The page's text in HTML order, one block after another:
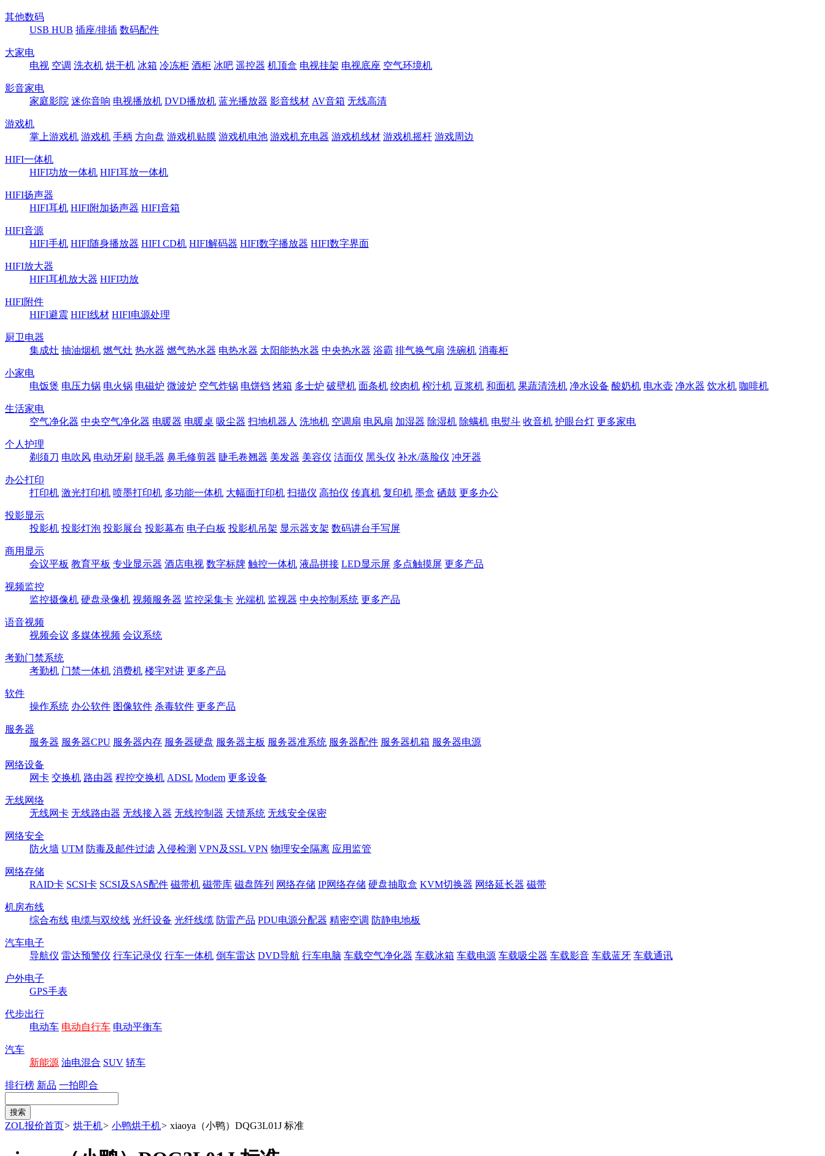
其他数码
USB HUB 插座/排插 数码配件
大家电
电视 空调 洗衣机 烘干机 冰箱 冷冻柜 酒柜 冰吧 遥控器 机顶盒 电视挂架 电视底座 空气环境机
影音家电
家庭影院 迷你音响 电视播放机 DVD播放机 蓝光播放器 影音线材 AV音箱 无线高清
游戏机
掌上游戏机 游戏机 手柄 方向盘 游戏机贴膜 游戏机电池 游戏机充电器 游戏机线材 游戏机摇杆 游戏周边
HIFI一体机
HIFI功放一体机 HIFI耳放一体机
HIFI扬声器
HIFI耳机 HIFI附加扬声器 HIFI音箱
HIFI音源
HIFI手机 HIFI随身播放器 HIFI CD机 HIFI解码器 HIFI数字播放器 HIFI数字界面
HIFI放大器
HIFI耳机放大器 HIFI功放
HIFI附件
HIFI避震 HIFI线材 HIFI电源处理
厨卫电器
集成灶 抽油烟机 燃气灶 热水器 燃气热水器 电热水器 太阳能热水器 中央热水器 浴霸 排气换气扇 洗碗机 消毒柜
小家电
电饭煲 电压力锅 电火锅 电磁炉 微波炉 空气炸锅 电饼铛 烤箱 多士炉 破壁机 面条机 绞肉机 榨汁机 豆浆机 和面机 果蔬清洗机 净水设备 酸奶机 电水壶 净水器 饮水机 咖啡机
生活家电
空气净化器 中央空气净化器 电暖器 电暖桌 吸尘器 扫地机器人 洗地机 空调扇 电风扇 加湿器 除湿机 除螨机 电熨斗 收音机 护眼台灯 更多家电
个人护理
剃须刀 电吹风 电动牙刷 脱毛器 鼻毛修剪器 睫毛卷翘器 美发器 美容仪 洁面仪 黑头仪 补水/蒸脸仪 冲牙器
办公打印
打印机 激光打印机 喷墨打印机 多功能一体机 大幅面打印机 扫描仪 高拍仪 传真机 复印机 墨盒 硒鼓 更多办公
投影显示
投影机 投影灯泡 投影展台 投影幕布 电子白板 投影机吊架 显示器支架 数码讲台手写屏
商用显示
会议平板 教育平板 专业显示器 酒店电视 数字标牌 触控一体机 液晶拼接 LED显示屏 多点触摸屏 更多产品
视频监控
监控摄像机 硬盘录像机 视频服务器 监控采集卡 光端机 监视器 中央控制系统 更多产品
语音视频
视频会议 多媒体视频 会议系统
考勤门禁系统
考勤机 门禁一体机 消费机 楼宇对讲 更多产品
软件
操作系统 办公软件 图像软件 杀毒软件 更多产品
服务器
服务器 服务器CPU 服务器内存 服务器硬盘 服务器主板 服务器准系统 服务器配件 服务器机箱 服务器电源
网络设备
网卡 交换机 路由器 程控交换机 ADSL Modem 更多设备
无线网络
无线网卡 无线路由器 无线接入器 无线控制器 天馈系统 无线安全保密
网络安全
防火墙 UTM 防毒及邮件过滤 入侵检测 VPN及SSL VPN 物理安全隔离 应用监管
网络存储
RAID卡 SCSI卡 SCSI及SAS配件 磁带机 磁带库 磁盘阵列 网络存储 IP网络存储 硬盘抽取盒 KVM切换器 网络延长器 磁带
机房布线
综合布线 电缆与双绞线 光纤设备 光纤线缆 防雷产品 PDU电源分配器 精密空调 防静电地板
汽车电子
导航仪 雷达预警仪 行车记录仪 行车一体机 倒车雷达 DVD导航 行车电脑 车载空气净化器 车载冰箱 车载电源 车载吸尘器 车载影音 车载蓝牙 车载通讯
户外电子
GPS手表
代步出行
电动车 电动自行车 电动平衡车
汽车
新能源 油电混合 SUV 轿车
排行榜 新品 一拍即合
ZOL报价首页> 烘干机> 小鸭烘干机> xiaoya（小鸭）DQG3L01J 标准